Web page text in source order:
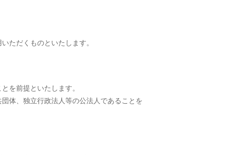
ただくものといたします。
を前提といたします。
体、独立行政法人等の公法人であることを